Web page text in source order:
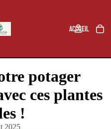
ACCUEIL
potager
ces plantes
!
2025